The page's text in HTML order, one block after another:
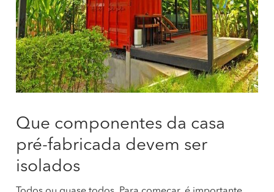
Que componentes da casa
pré-fabricada devem ser
isolados